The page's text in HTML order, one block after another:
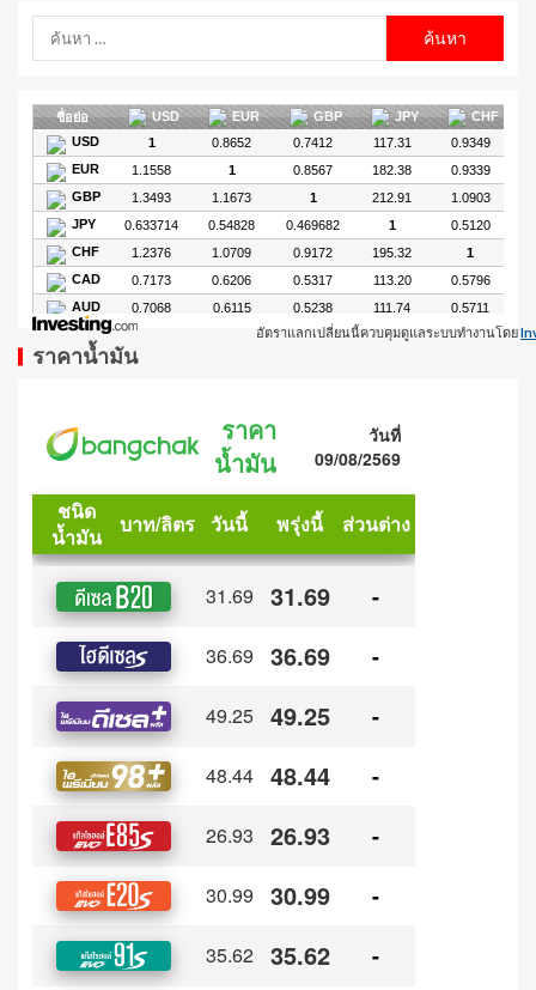
อัตราแลกเปลี่ยนนี้ควบคุมดูแลระบบทำงานโดย
ราคาน้ำมัน